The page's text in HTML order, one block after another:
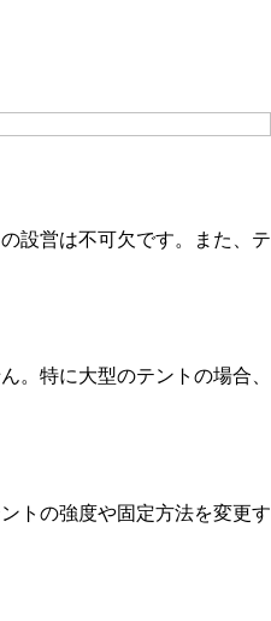
設営は不可欠です。また、テ
。特に大型のテントの場合、
トの強度や固定方法を変更す